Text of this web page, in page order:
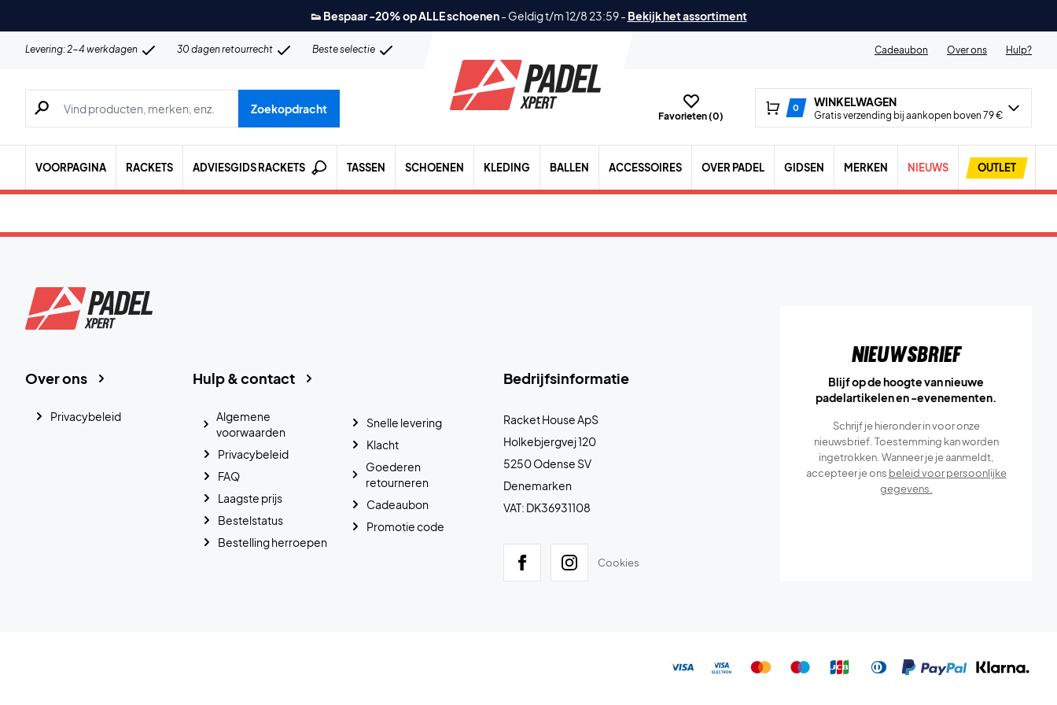
👟 Bespaar -20% op ALLE schoenen- Geldig t/m 12/8 23:59- Bekijk het assortiment
Levering: 2-4 werkdagen 30 dagen retourrecht Beste selectie Cadeaubon Over ons Hulp?
Zoeken naar producten, merken etc.
Zoekopdracht
Favorieten (0)
0 WINKELWAGEN
Gratis verzending bij aankopen boven 79 €
VOORPAGINA RACKETS ADVIESGIDS RACKETS TASSEN SCHOENEN KLEDING BALLEN ACCESSOIRES OVER PADEL GIDSEN MERKEN NIEUWS OUTLET
Bedrijfsinformatie
Racket House ApS
Holkebjergvej 120
5250 Odense SV
Denemarken
VAT: DK36931108
Cookies
Hulp & contact
Algemene
voorwaarden
Privacybeleid
FAQ
Laagste prijs
Bestelstatus
Bestelling herroepen
Snelle levering
Klacht
Goederen
retourneren
Cadeaubon
Promotie code
Over ons
Privacybeleid
Nieuwsbrief
Blijf op de hoogte van nieuwe
padelartikelen en -evenementen.
Schrijf je hieronder in voor onze
nieuwsbrief. Toestemming kan worden
ingetrokken. Wanneer je je aanmeldt,
accepteer je ons beleid voor persoonlijke
gegevens.